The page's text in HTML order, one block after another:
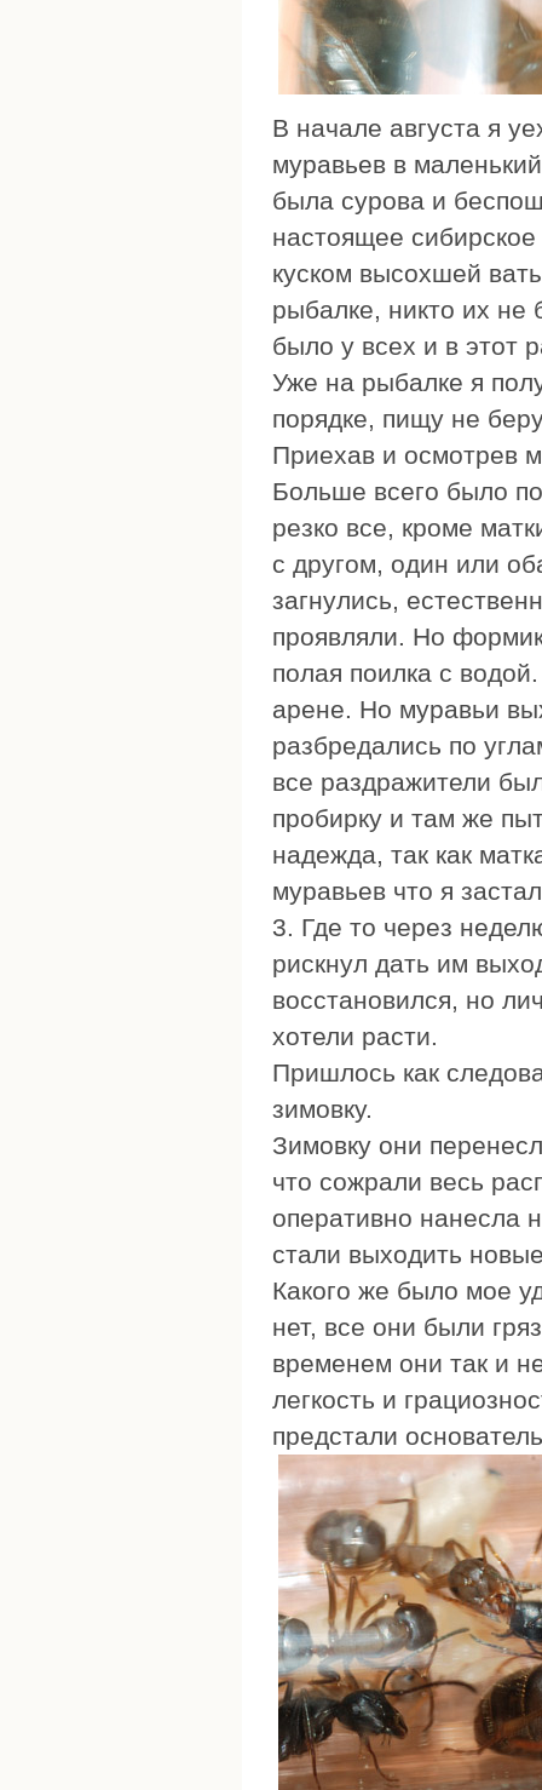
В начале августа я
муравьев в
была сурова и
настоящее
куском высохшей
рыбалке, никто их не
было у всех и в этот
Уже на рыбалке я
порядке, пищу не
Приехав и осмотрев
Больше всего было
резко все, кроме
с другом, один или
загнулись,
проявляли. Но
полая поилка с
арене. Но муравьи
разбредались по
все раздражители
пробирку и там же
надежда, так как
муравьев что я
3. Где то через
рискнул дать им
восстановился, но
хотели расти.
Пришлось как
зимовку.
Зимовку они
что сожрали весь
оперативно нанесла
стали выходить
Какого же было мое
нет, все они были
временем они так и
легкость и
предстали